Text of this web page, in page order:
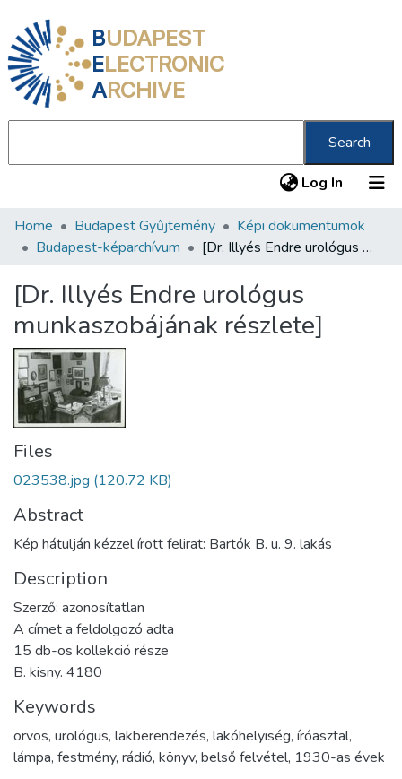
BUDAPEST
ELECTRONIC
ARCHIVE
Search
Log In (current)
Communities & Collections
Statistics
About us
Home Budapest Gyűjtemény
Képi dokumentumok
Budapest-képarchívum
[Dr. Illyés Endre urológus munkaszobájának részlete]
[Dr. Illyés Endre urológus
munkaszobájának részlete]
Files
023538.jpg (120.72 KB)
Abstract
Kép hátulján kézzel írott felirat: Bartók B. u. 9. lakás
Description
Szerző: azonosítatlan
A címet a feldolgozó adta
15 db-os kollekció része
B. kisny. 4180
Keywords
orvos, urológus, lakberendezés, lakóhelyiség, íróasztal,
lámpa, festmény, rádió, könyv, belső felvétel, 1930-as évek